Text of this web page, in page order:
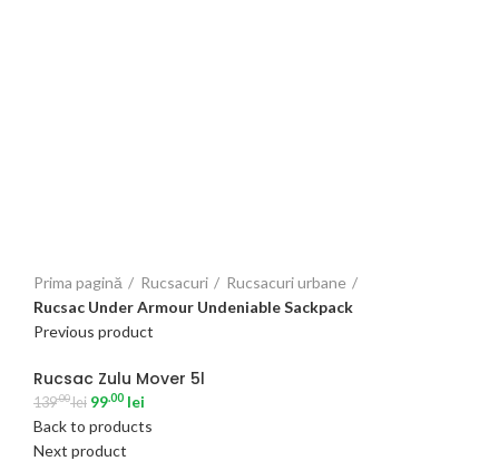
Prima pagină Rucsacuri
Rucsacuri urbane
Rucsac Under Armour Undeniable Sackpack
Previous product
Rucsac Zulu Mover 5l
139.00lei 99.00 lei
Back to products
Next product